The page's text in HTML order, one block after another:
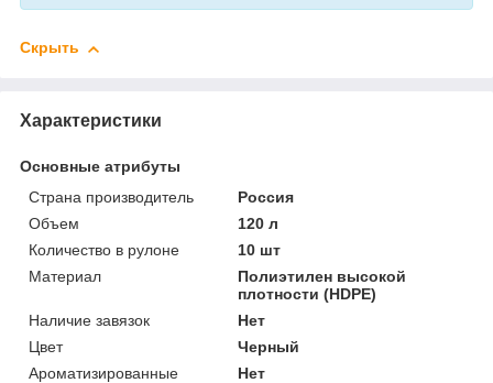
Скрыть
Характеристики
Основные атрибуты
Страна производитель
Россия
Объем
120 л
Количество в рулоне
10 шт
Материал
Полиэтилен высокой
плотности (HDPE)
Наличие завязок
Нет
Цвет
Черный
Ароматизированные
Нет